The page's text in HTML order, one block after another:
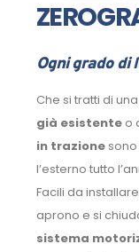
Ogni grado di
Che si tratti di una
già esistenteo
in trazionesono
l’esterno tutto
Facili da
aprono e si
sistema